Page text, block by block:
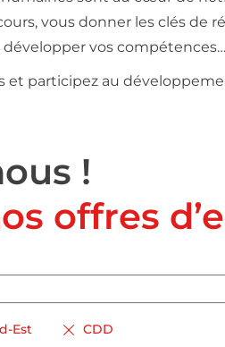
vous donner les clés de
développer vos
et participez au
!
offres
Est CDD